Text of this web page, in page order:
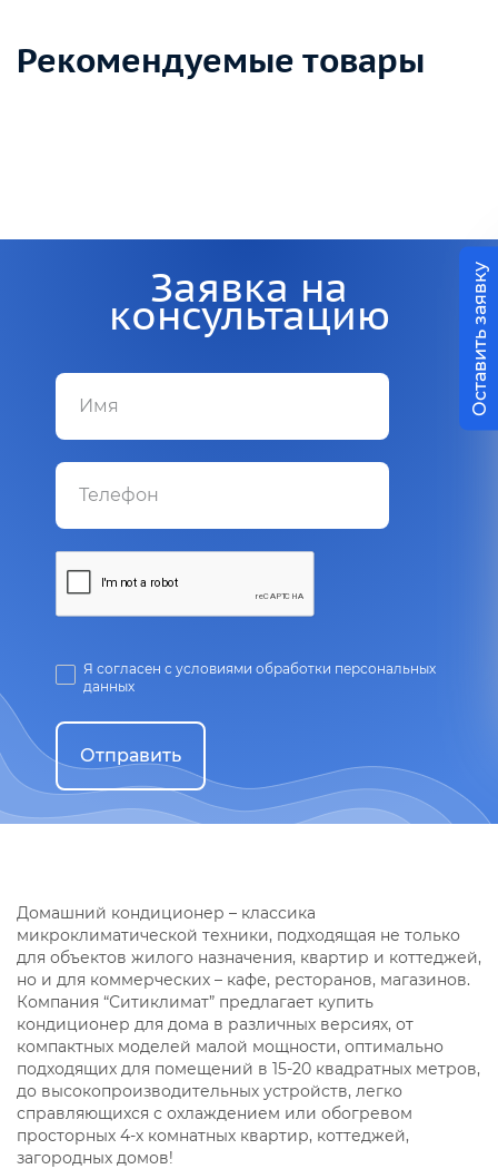
Рекомендуемые товары
Заявка на
консультацию
Я согласен с условиями обработки персональных
данных
Отправить
Домашний кондиционер – классика
микроклиматической техники, подходящая не только
для объектов жилого назначения, квартир и коттеджей,
но и для коммерческих – кафе, ресторанов, магазинов.
Компания “Ситиклимат” предлагает купить
кондиционер для дома в различных версиях, от
компактных моделей малой мощности, оптимально
подходящих для помещений в 15-20 квадратных метров,
до высокопроизводительных устройств, легко
справляющихся с охлаждением или обогревом
просторных 4-х комнатных квартир, коттеджей,
загородных домов!
Оставить заявку